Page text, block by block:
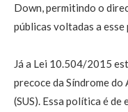
Down, permitindo o
públicas voltadas a esse
Já a Lei 10.504/2015
precoce da Síndrome do
(SUS). Essa política é